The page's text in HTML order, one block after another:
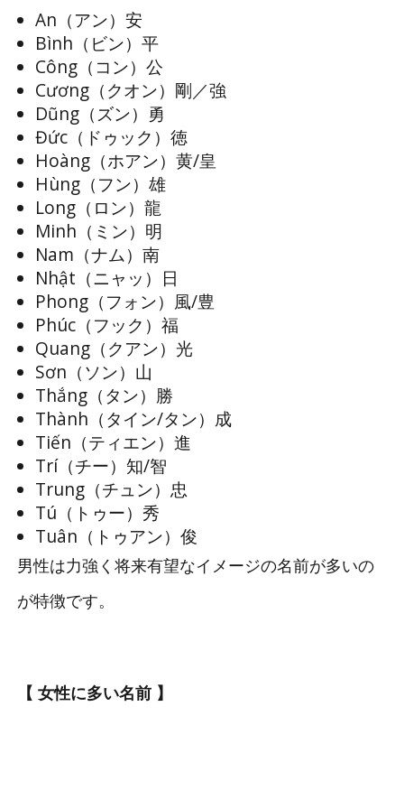
An（アン）安
Bình（ビン）平
Công（コン）公
Cương（クオン）剛／強
Dũng（ズン）勇
Đức（ドゥック）徳
Hoàng（ホアン）黄/皇
Hùng（フン）雄
Long（ロン）龍
Minh（ミン）明
Nam（ナム）南
Nhật（ニャッ）日
Phong（フォン）風/豊
Phúc（フック）福
Quang（クアン）光
Sơn（ソン）山
Thắng（タン）勝
Thành（タイン/タン）成
Tiến（ティエン）進
Trí（チー）知/智
Trung（チュン）忠
Tú（トゥー）秀
Tuân（トゥアン）俊
男性は力強く将来有望なイメージの名前が多いの
が特徴です。
【 女性に多い名前 】